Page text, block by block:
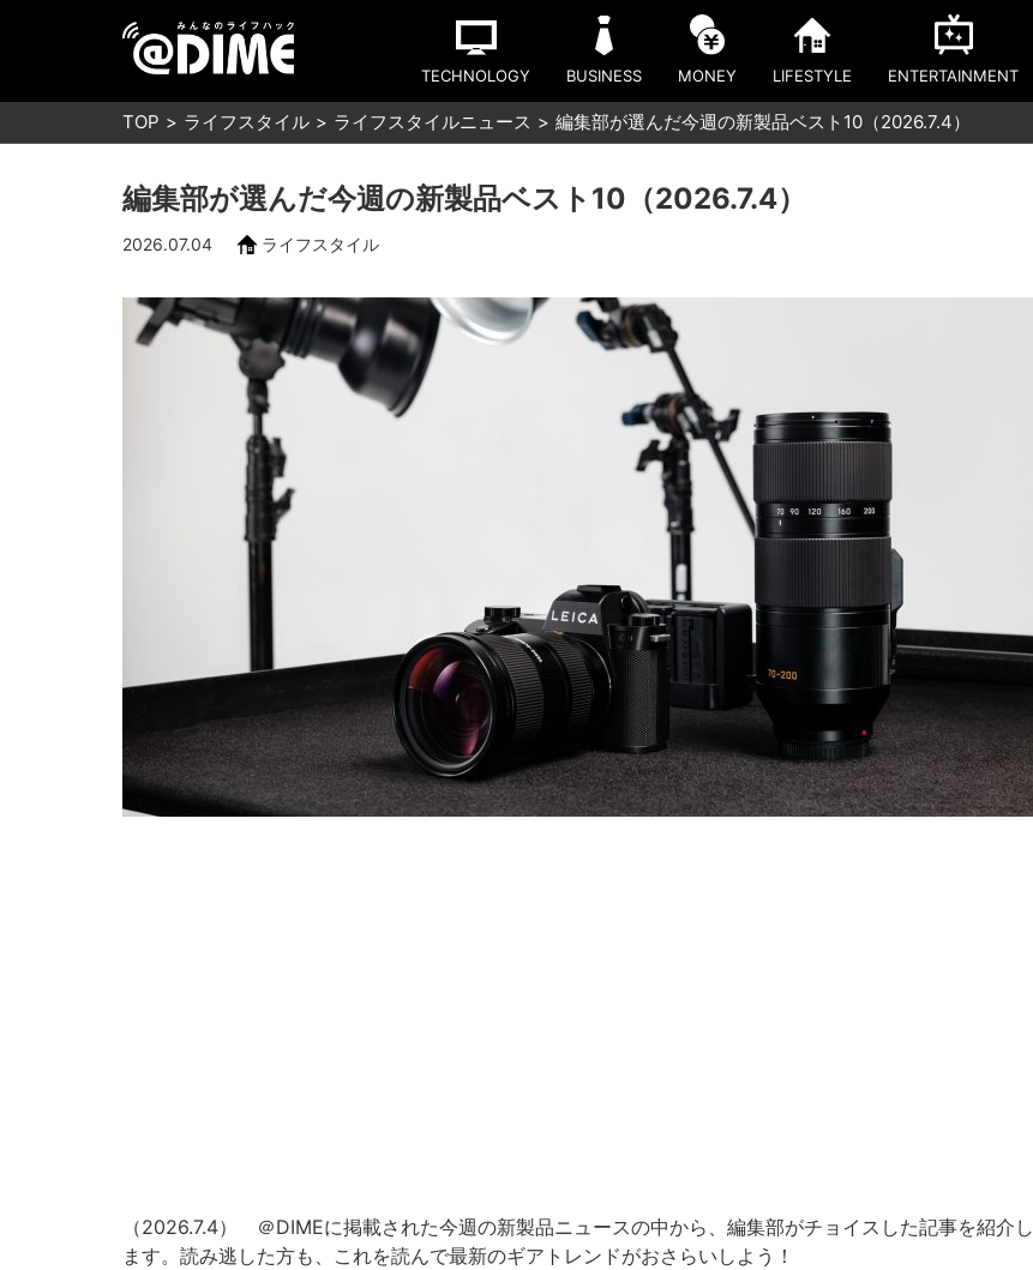
TECHNOLOGY BUSINESS MONEY LIFESTYLE ENTERTAINMENT
TOP ライフスタイル ライフスタイルニュース 編集部が選んだ今週の新製品ベスト10（2026.7.4）
編集部が選んだ今週の新製品ベスト10（2026.7.4）
2026.07.04 ライフスタイル
（2026.7.4） ＠DIMEに掲載された今週の新製品ニュースの中から、編集部がチョイスした記事を紹介し
ます。読み逃した方も、これを読んで最新のギアトレンドがおさらいしよう！